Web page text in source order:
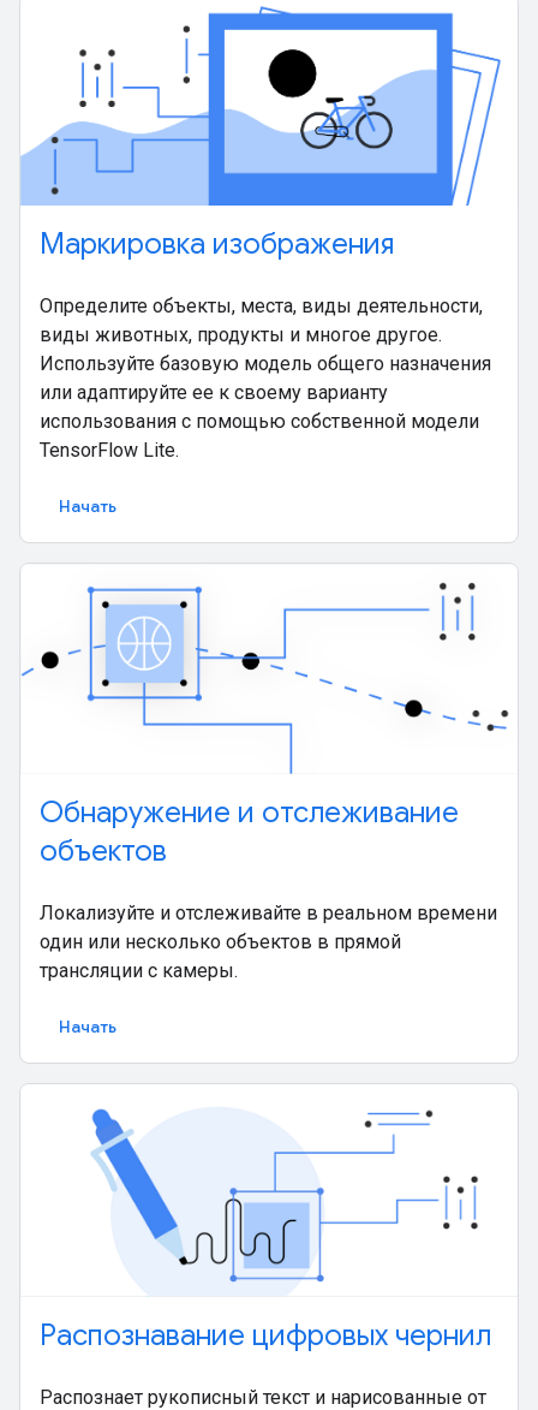
Маркировка изображения
Определите объекты, места, виды деятельности,
виды животных, продукты и многое другое.
Используйте базовую модель общего назначения
или адаптируйте ее к своему варианту
использования с помощью собственной модели
TensorFlow Lite.
Начать
Обнаружение и отслеживание
объектов
Локализуйте и отслеживайте в реальном времени
один или несколько объектов в прямой
трансляции с камеры.
Начать
Распознавание цифровых чернил
Распознает рукописный текст и нарисованные от